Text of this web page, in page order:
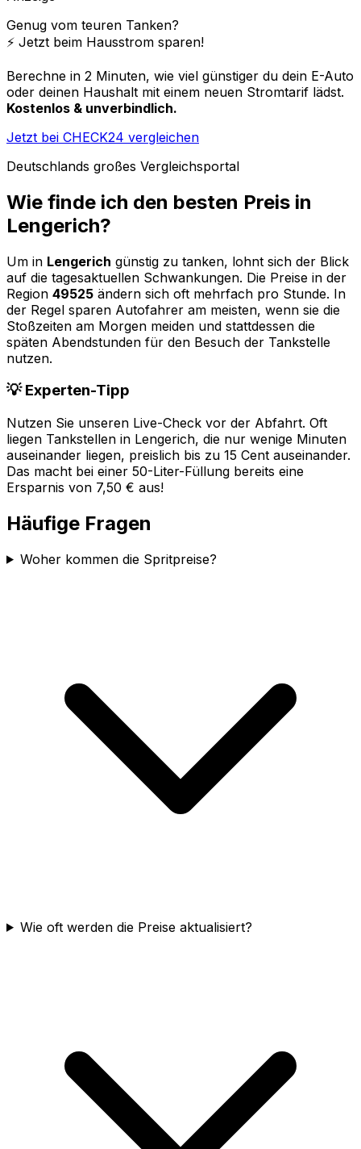
Genug vom teuren Tanken?
⚡️ Jetzt beim Hausstrom sparen!
Berechne in 2 Minuten, wie viel günstiger du dein E-Auto
oder deinen Haushalt mit einem neuen Stromtarif lädst.
Kostenlos & unverbindlich.
Jetzt bei CHECK24 vergleichen
Deutschlands großes Vergleichsportal
Wie finde ich den besten Preis in
Lengerich?
Um in Lengerich günstig zu tanken, lohnt sich der Blick
auf die tagesaktuellen Schwankungen. Die Preise in der
Region 49525 ändern sich oft mehrfach pro Stunde. In
der Regel sparen Autofahrer am meisten, wenn sie die
Stoßzeiten am Morgen meiden und stattdessen die
späten Abendstunden für den Besuch der Tankstelle
nutzen.
💡 Experten-Tipp
Nutzen Sie unseren Live-Check vor der Abfahrt. Oft
liegen Tankstellen in Lengerich, die nur wenige Minuten
auseinander liegen, preislich bis zu 15 Cent auseinander.
Das macht bei einer 50-Liter-Füllung bereits eine
Ersparnis von 7,50 € aus!
Häufige Fragen
Woher kommen die Spritpreise?
Wie oft werden die Preise aktualisiert?